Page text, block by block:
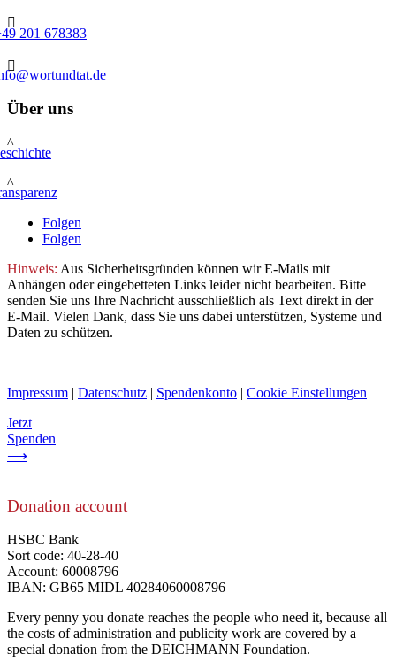

201 678383

Über uns
^
^
Folgen
Folgen
Hinweis: Aus Sicherheitsgründen können wir E-Mails mit
Anhängen oder eingebetteten Links leider nicht bearbeiten. Bitte
senden Sie uns Ihre Nachricht ausschließlich als Text direkt in der
E-Mail. Vielen Dank, dass Sie uns dabei unterstützen, Systeme und
Daten zu schützen.
Impressum | Datenschutz | Spendenkonto | Cookie Einstellungen
Jetzt
Spenden
⟶
Donation account
HSBC Bank
Sort code: 40-28-40
Account: 60008796
IBAN: GB65 MIDL 40284060008796
Every penny you donate reaches the people who need it, because all
the costs of administration and publicity work are covered by a
special donation from the DEICHMANN Foundation.